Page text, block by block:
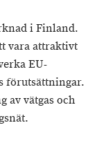
i Finland.
vara attraktivt
EU-
förutsättningar.
av vätgas och